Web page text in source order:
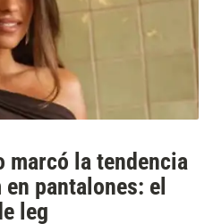
marcó la tendencia
pantalones: el
leg